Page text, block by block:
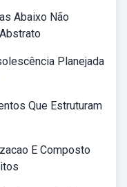
Abaixo Não
Planejada
Que Estruturam
E Composto